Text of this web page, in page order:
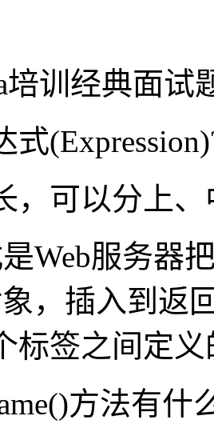
培训经典面试
式
，可以分上
是Web服务器
，插入到返
标签之间定义
方法有什